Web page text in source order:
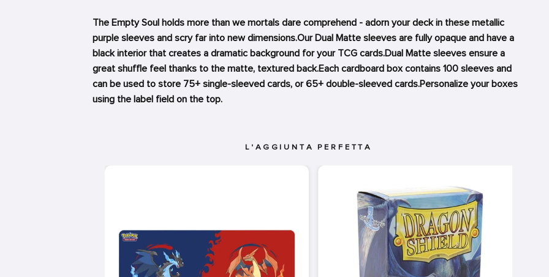
The Empty Soul holds more than we mortals dare comprehend - adorn your deck in these metallic
purple sleeves and scry far into new dimensions.Our Dual Matte sleeves are fully opaque and have a
black interior that creates a dramatic background for your TCG cards.Dual Matte sleeves ensure a
great shuffle feel thanks to the matte, textured back.Each cardboard box contains 100 sleeves and
can be used to store 75+ single-sleeved cards, or 65+ double-sleeved cards.Personalize your boxes
using the label field on the top.
L'AGGIUNTA PERFETTA